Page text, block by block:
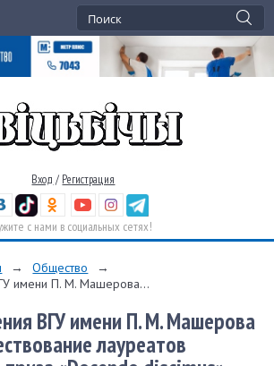
Вход / Регистрация
с нами в социальных сетях!
→ Общество
→
имени П. М. Машерова...
ВГУ имени П. М. Машерова
лауреатов